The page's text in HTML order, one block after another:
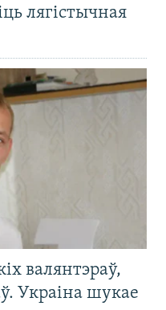
лягістычная
валянтэраў,
Украіна шукае